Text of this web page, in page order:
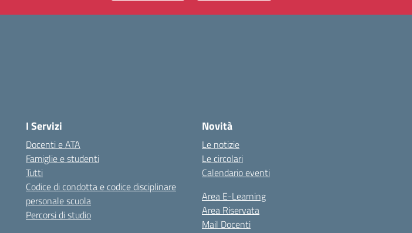
I Servizi
Docenti e ATA
Famiglie e studenti
Tutti
Codice di condotta e codice disciplinare
personale scuola
Percorsi di studio
Novità
Le notizie
Le circolari
Calendario eventi
Area E-Learning
Area Riservata
Mail Docenti